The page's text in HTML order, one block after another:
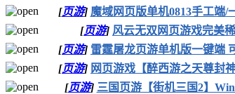
[页游] 魔域网页版单机0813手工端/
[页游] 风云无双网页游戏完美
[页游] 雷霆屠龙页游单机版一键端
[页游] 网页游戏【醉西游之天尊封
[页游] 三国页游【街机三国2】